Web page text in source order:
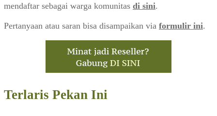
mendaftar sebagai warga komunitas di sini.
Pertanyaan atau saran bisa disampaikan via formulir ini.
Terlaris Pekan Ini